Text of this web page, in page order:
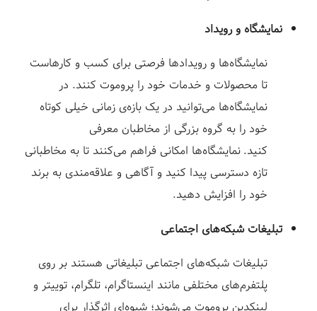
نمایشگاه و رویداد
نمایشگاه‌ها و رویدادها فرصتی برای کسب و کارهاست
تا محصولات و خدمات خود را پروموت کنند. در
نمایشگاه‌ها می‌توانید در یک بازه‌ی زمانی خیلی کوتاه
خود را به گروه بزرگی از مخاطبان معرفی
کنید. نمایشگاه‌ها امکانی فراهم می‌کنند تا به مخاطبانی
تازه دسترسی پیدا کنید و آگاهی و علاقه‌مندی به برند
خود را افزایش دهید.
تبلیغات شبکه‌های اجتماعی
تبلیغات شبکه‌های اجتماعی تبلیغاتی هستند بر روی
پلتفرم‌های مختلفی مانند اینستاگرام، تلگرام، توییتر و